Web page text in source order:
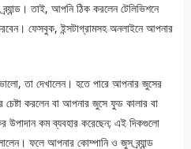
তাই, আপনি ঠিক করলেন টেলিভিশনে
ফেসবুক, ইন্সটাগ্রামসহ অনলাইনে আপনার
তা দেখালেন। হতে পারে আপনার জুসের
করলেন বা আপনার জুসে ফুড কালার বা
উপাদান কম ব্যবহার করেছেন; এই দিকগুলো
ফলে আপনার কোম্পানি ও জুস ব্র্যান্ড